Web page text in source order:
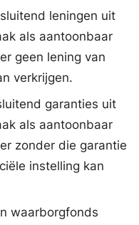
leningen uit
als aantoonbaar
geen lening van
verkrijgen.
garanties uit
als aantoonbaar
zonder die garantie
instelling kan
waarborgfonds